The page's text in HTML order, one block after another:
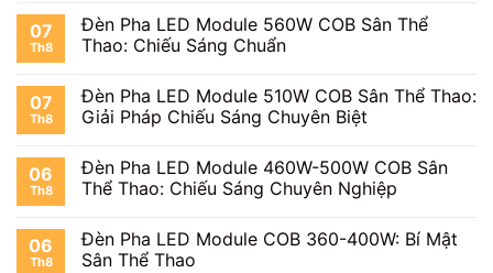
07
Th8
Đèn Pha LED Module 560W COB Sân Thể
Thao: Chiếu Sáng Chuẩn
07
Th8
Đèn Pha LED Module 510W COB Sân Thể Thao:
Giải Pháp Chiếu Sáng Chuyên Biệt
06
Th8
Đèn Pha LED Module 460W-500W COB Sân
Thể Thao: Chiếu Sáng Chuyên Nghiệp
06
Th8
Đèn Pha LED Module COB 360-400W: Bí Mật
Sân Thể Thao